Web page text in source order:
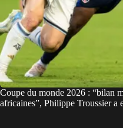
Coupe du monde 2026 : “bilan
africaines”, Philippe Troussier a